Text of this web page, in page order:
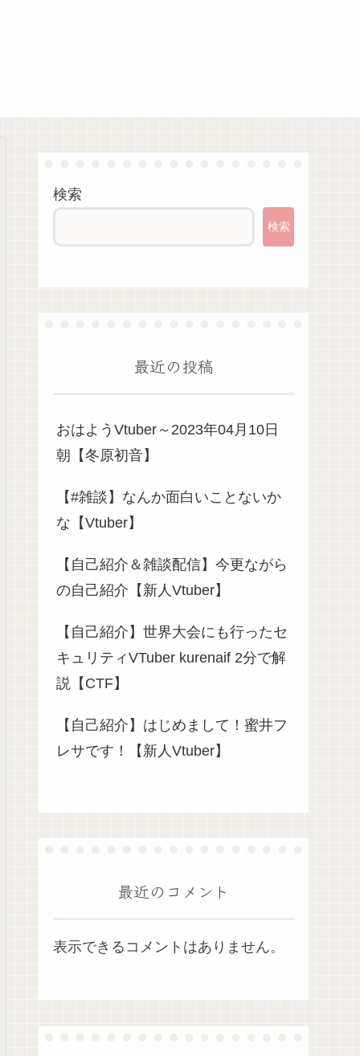
検索
検索
最近の投稿
おはようVtuber～2023年04月10日
朝【冬原初音】
【#雑談】なんか面白いことないか
な【Vtuber】
【自己紹介＆雑談配信】今更ながら
の自己紹介【新人Vtuber】
【自己紹介】世界大会にも行ったセ
キュリティVTuber kurenaif 2分で解
説【CTF】
【自己紹介】はじめまして！蜜井フ
レサです！【新人Vtuber】
最近のコメント
表示できるコメントはありません。